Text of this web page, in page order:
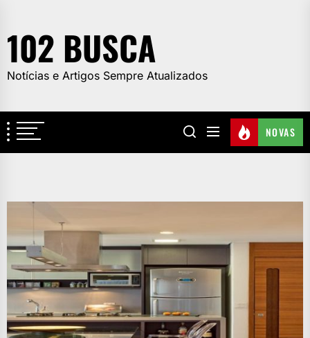
the
content
102 BUSCA
Notícias e Artigos Sempre Atualizados
NOVAS